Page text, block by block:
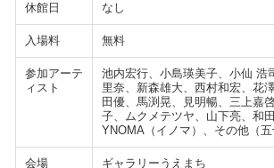
休館日 なし
入場料 無料
参加アーテ
ィスト
池内宏行、小島瑛美子、小仙 浩
里奈、新森雄大、西村和宏、花
田優、馬渕晃、見明暢、三上嘉
子、ムクメテツヤ、山下亮、和田
YNOMA（イノマ）、その他（五
会場
ギャラリーうえまち